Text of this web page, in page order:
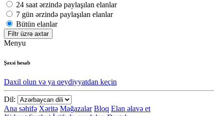
24 saat ərzində paylaşılan elanlar
7 gün ərzində paylaşılan elanlar
Bütün elanlar
Filtr üzrə axtar
Menyu
Şəxsi hesab
Daxil olun və ya qeydiyyatdan keçin
Dil:
Ana səhifə Xəritə Mağazalar Bloq Elan əlavə et